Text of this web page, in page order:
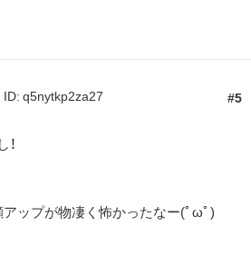
5
ID: q5nytkp2za27
ップが物凄く怖かったなー(ﾟωﾟ)